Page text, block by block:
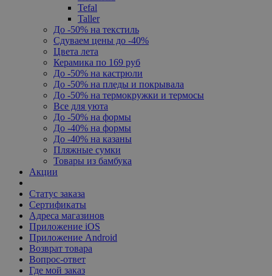
Tefal
Taller
До -50% на текстиль
Сдуваем цены до -40%
Цвета лета
Керамика по 169 руб
До -50% на кастрюли
До -50% на пледы и покрывала
До -50% на термокружки и термосы
Все для уюта
До -50% на формы
До -40% на формы
До -40% на казаны
Пляжные сумки
Товары из бамбука
Акции
Статус заказа
Сертификаты
Адреса магазинов
Приложение iOS
Приложение Android
Возврат товара
Вопрос-ответ
Где мой заказ